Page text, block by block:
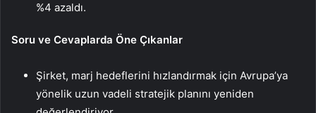
%4 azaldı.
Soru ve Cevaplarda Öne Çıkanlar
Şirket, marj hedeflerini hızlandırmak için Avrupa’ya
yönelik uzun vadeli stratejik planını yeniden